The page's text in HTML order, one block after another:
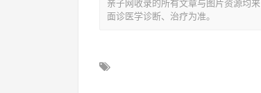
亲子网收录的所有文章与图片资源均
面诊医学诊断、治疗为准。